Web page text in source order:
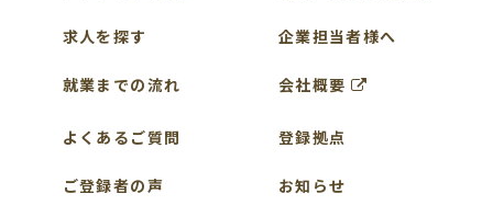
求人を探す
就業までの流れ
よくあるご質問
ご登録者の声
企業担当者様へ
会社概要
登録拠点
お知らせ